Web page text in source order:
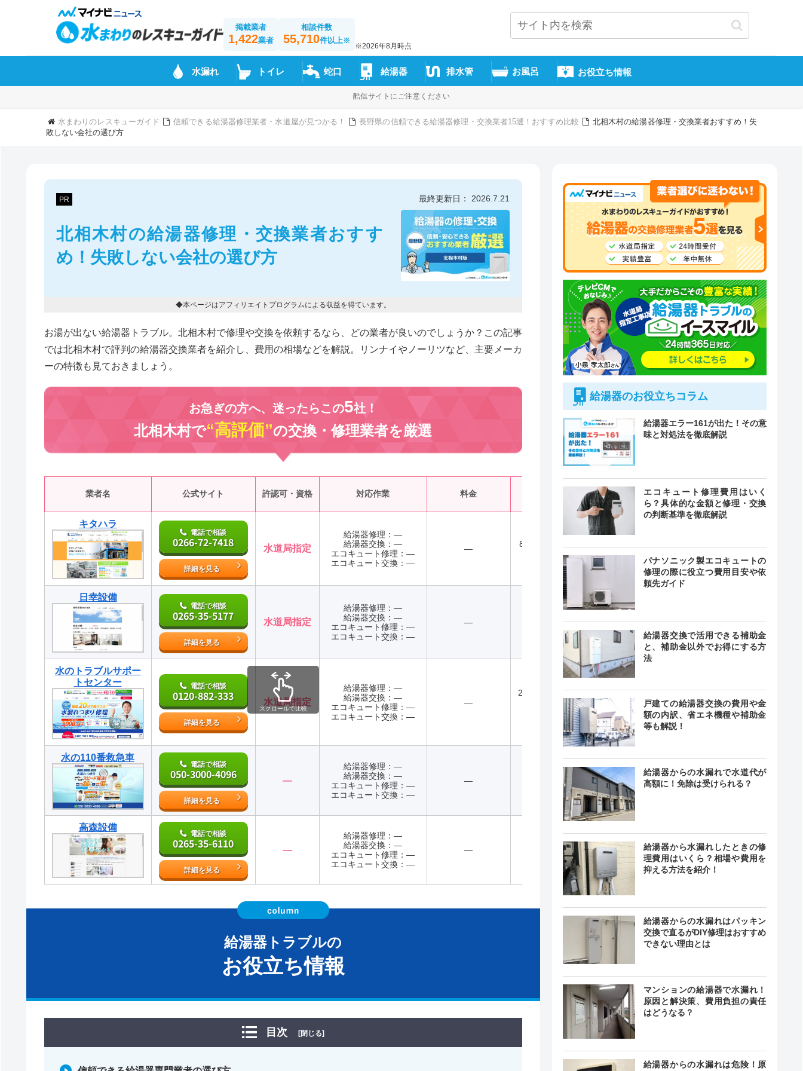
掲載業者
1,422業者
相談件数
55,710件以上※
※2026年8月時点
水漏れ トイレ 蛇口 給湯器 排水管 お風呂 お役立ち情報
酷似サイトにご注意ください
水まわりのレスキューガイド 信頼できる給湯器修理業者・水道屋が見つかる！ 長野県の信頼できる給湯器修理・交換業者15選！おすすめ比較
北相木村の給湯器修理・交換業者おすすめ！失
敗しない会社の選び方
PR
北相木村の給湯器修理・交換業者おすす
め！失敗しない会社の選び方
最終更新日： 2026.7.21
◆本ページはアフィリエイトプログラムによる収益を得ています。
お湯が出ない給湯器トラブル。北相木村で修理や交換を依頼するなら、どの業者が良いのでしょうか？この記事
では北相木村で評判の給湯器交換業者を紹介し、費用の相場などを解説。リンナイやノーリツなど、主要メーカ
ーの特徴も見ておきましょう。
お急ぎの方へ、迷ったらこの5社！
北相木村で“高評価”の交換・修理業者を厳選
業者名 公式サイト 許認可・資格 対応作業 料金 緊急駆けつけ
キタハラ
電話で相談
0266-72-7418
詳細を見る
水道局指定
給湯器修理：―
給湯器交換：―
エコキュート修理：―
エコキュート交換：―
―
8:00～17:00
―
日幸設備
電話で相談
0265-35-5177
詳細を見る
水道局指定
給湯器修理：―
給湯器交換：―
エコキュート修理：―
エコキュート交換：―
― ―
水のトラブルサポー
トセンター
電話で相談
0120-882-333
詳細を見る
水道局指定
給湯器修理：―
給湯器交換：―
エコキュート修理：―
エコキュート交換：―
―
24時間365日
最短20分
水の110番救急車
電話で相談
050-3000-4096
詳細を見る
―
給湯器修理：―
給湯器交換：―
エコキュート修理：―
エコキュート交換：―
― 最短30分
高森設備
電話で相談
0265-35-6110
詳細を見る
―
給湯器修理：―
給湯器交換：―
エコキュート修理：―
エコキュート交換：―
― ―
スクロールで比較
給湯器トラブルの
お役立ち情報
目次 [閉じる]
給湯器のお役立ちコラム
給湯器エラー161が出た！その意
味と対処法を徹底解説
エコキュート修理費用はいく
ら？具体的な金額と修理・交換
の判断基準を徹底解説
パナソニック製エコキュートの
修理の際に役立つ費用目安や依
頼先ガイド
給湯器交換で活用できる補助金
と、補助金以外でお得にする方
法
戸建ての給湯器交換の費用や金
額の内訳、省エネ機種や補助金
等も解説！
給湯器からの水漏れで水道代が
高額に！免除は受けられる？
給湯器から水漏れしたときの修
理費用はいくら？相場や費用を
抑える方法を紹介！
給湯器からの水漏れはパッキン
交換で直るがDIY修理はおすすめ
できない理由とは
マンションの給湯器で水漏れ！
原因と解決策、費用負担の責任
はどうなる？
給湯器からの水漏れは危険！原